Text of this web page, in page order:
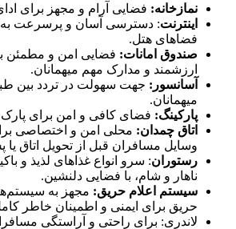
نمازخانه: فضایی آرام و مجهز برای
اینترنت: دسترسی آسان و پرسرعت به
فضاهای هتل.
صندوق امانات: فضایی امن و مطمئن
ارزشمند و مدارک مهم میهمانان.
آسانسور: جهت سهولت در تردد بین
میهمانان.
پارکینگ: فضای کافی و امن برای پارک
اتاق چمدان: محلی امن و اختصاصی
وسایل مسافران قبل از تحویل اتاق
رستوران: سرو انواع غذاهای لذیذ و
ناهار و شام، با فضایی دلنشین.
سیستم اعلام حریق: مجهز به
حریق برای ایمنی و اطمینان خاطر
لاندری: برای راحتی و آراستگی